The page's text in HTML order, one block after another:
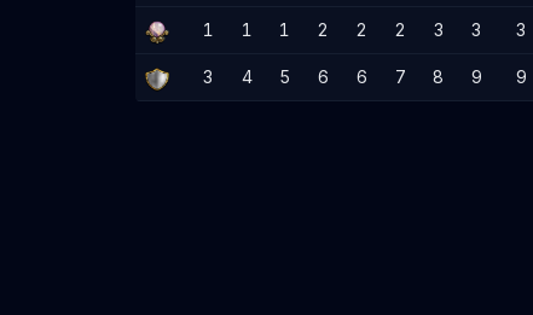
1 1 1 2 2 2 3 3 3
3 4 5 6 6 7 8 9 9